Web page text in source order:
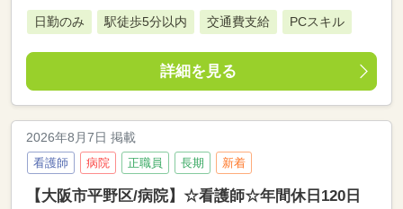
日勤のみ 駅徒歩5分以内 交通費支給 PCスキル
詳細を見る
2026年8月7日 掲載
看護師 病院 正職員 長期 新着
【大阪市平野区/病院】☆看護師☆年間休日120日